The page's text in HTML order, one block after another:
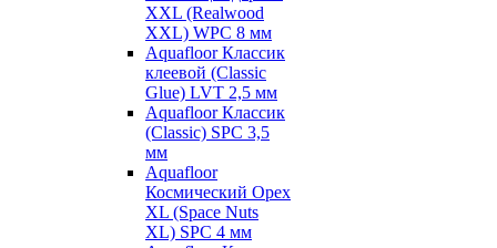
XXL (Realwood
XXL) WPC 8 мм
Aquafloor Классик
клеевой (Classic
Glue) LVT 2,5 мм
Aquafloor Классик
(Classic) SPC 3,5
мм
Aquafloor
Космический Орех
XL (Space Nuts
XL) SPC 4 мм